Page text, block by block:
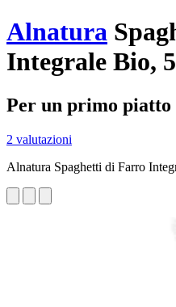
Alnatura
Integrale Bio,
Per un primo piatto
2 valutazioni
Alnatura Spaghetti di Farro